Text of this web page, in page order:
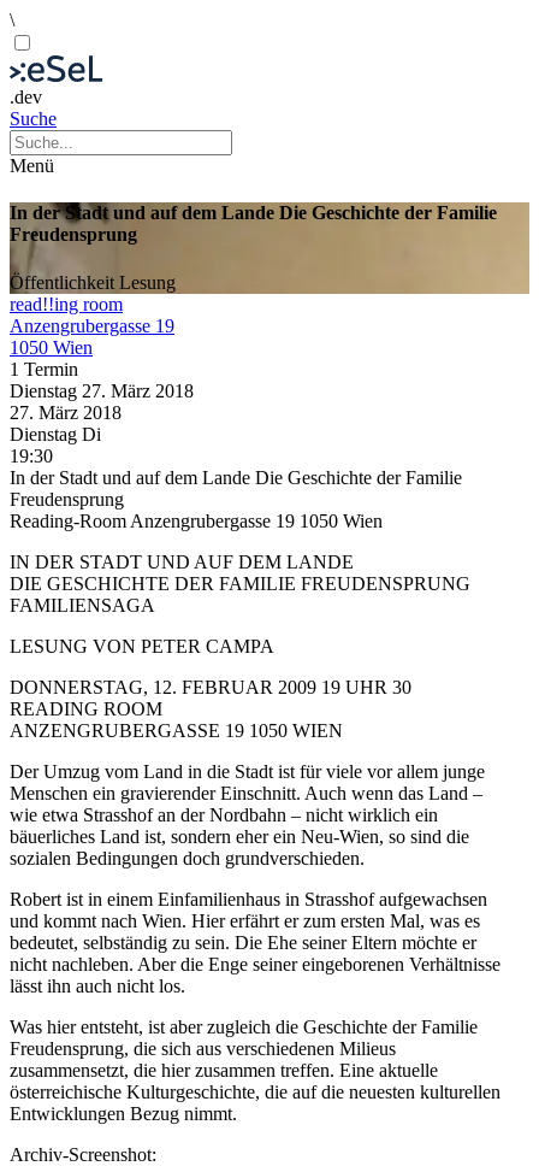
\
.dev
Suche
Menü
In der Stadt und auf dem Lande Die Geschichte der Familie
Freudensprung
Öffentlichkeit Lesung
read!!ing room
Anzengrubergasse 19
1050 Wien
1 Termin
Dienstag 27. März 2018
27. März 2018
Dienstag Di
19:30
In der Stadt und auf dem Lande Die Geschichte der Familie
Freudensprung
Reading-Room Anzengrubergasse 19 1050 Wien
IN DER STADT UND AUF DEM LANDE
DIE GESCHICHTE DER FAMILIE FREUDENSPRUNG
FAMILIENSAGA
LESUNG VON PETER CAMPA
DONNERSTAG, 12. FEBRUAR 2009 19 UHR 30
READING ROOM
ANZENGRUBERGASSE 19 1050 WIEN
Der Umzug vom Land in die Stadt ist für viele vor allem junge
Menschen ein gravierender Einschnitt. Auch wenn das Land –
wie etwa Strasshof an der Nordbahn – nicht wirklich ein
bäuerliches Land ist, sondern eher ein Neu-Wien, so sind die
sozialen Bedingungen doch grundverschieden.
Robert ist in einem Einfamilienhaus in Strasshof aufgewachsen
und kommt nach Wien. Hier erfährt er zum ersten Mal, was es
bedeutet, selbständig zu sein. Die Ehe seiner Eltern möchte er
nicht nachleben. Aber die Enge seiner eingeborenen Verhältnisse
lässt ihn auch nicht los.
Was hier entsteht, ist aber zugleich die Geschichte der Familie
Freudensprung, die sich aus verschiedenen Milieus
zusammensetzt, die hier zusammen treffen. Eine aktuelle
österreichische Kulturgeschichte, die auf die neuesten kulturellen
Entwicklungen Bezug nimmt.
Archiv-Screenshot: